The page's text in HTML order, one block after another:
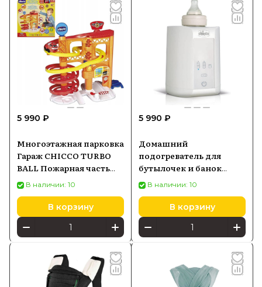
5 990 ₽
Многоэтажная парковка
Гараж CHICCO TURBO
BALL Пожарная часть
705890
В наличии: 10
В корзину
5 990 ₽
Домашний
подогреватель для
бутылочек и банок
Chicco
В наличии: 10
В корзину